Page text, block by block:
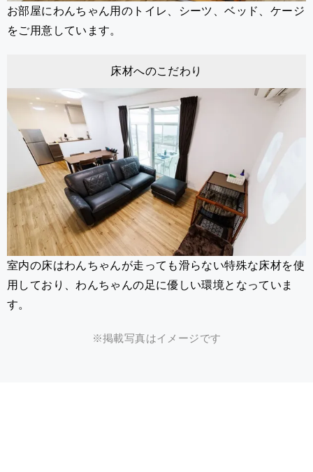
お部屋にわんちゃん用のトイレ、シーツ、ベッド、ケージ
をご用意しています。
床材へのこだわり
室内の床はわんちゃんが走っても滑らない特殊な床材を使
用しており、わんちゃんの足に優しい環境となっていま
す。
※掲載写真はイメージです